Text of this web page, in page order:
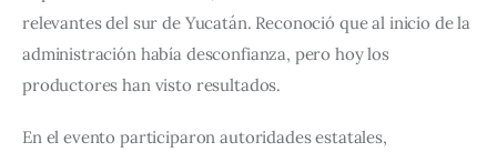
relevantes del sur de Yucatán. Reconoció que al inicio de la
administración había desconfianza, pero hoy los
productores han visto resultados.
En el evento participaron autoridades estatales,